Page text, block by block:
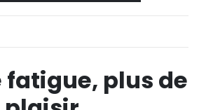
fatigue, plus de